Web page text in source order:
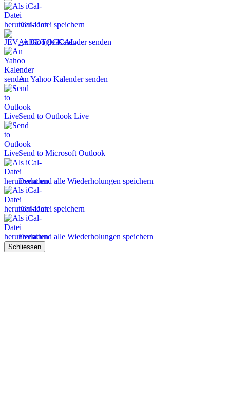
iCal-Datei speichern
An Google Kalender senden
An Yahoo Kalender senden
Send to Outlook Live
Send to Microsoft Outlook
Event und alle Wiederholungen speichern
iCal-Datei speichern
Event und alle Wiederholungen speichern
Schliessen